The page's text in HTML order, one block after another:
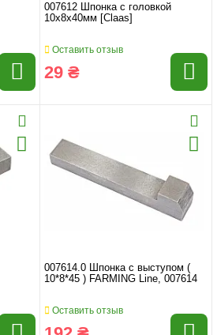
007612 Шпонка с головкой
10x8x40мм [Claas]
Оставить отзыв
29 ₴
007614.0 Шпонка с выступом (
10*8*45 ) FARMING Line, 007614
Оставить отзыв